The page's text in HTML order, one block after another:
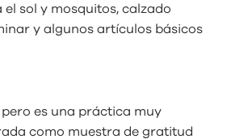
sol y mosquitos, calzado
y algunos artículos básicos
es una práctica muy
como muestra de gratitud